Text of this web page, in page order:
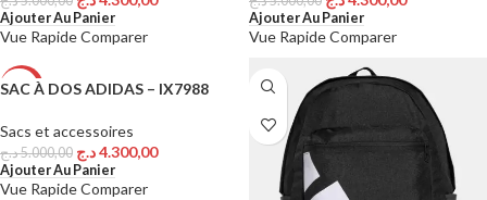
Ajouter Au Panier
Vue RapideComparer
Ajouter Au Panier
Vue RapideComparer
-14%
SAC À DOS ADIDAS – IX7988
Sacs et accessoires
5.000,00د.ج 4.300,00د.ج
Ajouter Au Panier
Vue RapideComparer